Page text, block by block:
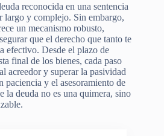
reconocida en una sentencia
largo y complejo. Sin embargo,
un mecanismo robusto,
que el derecho que tanto te
efectivo. Desde el plazo de
final de los bienes, cada paso
acreedor y superar la pasividad
paciencia y el asesoramiento de
la deuda no es una quimera, sino